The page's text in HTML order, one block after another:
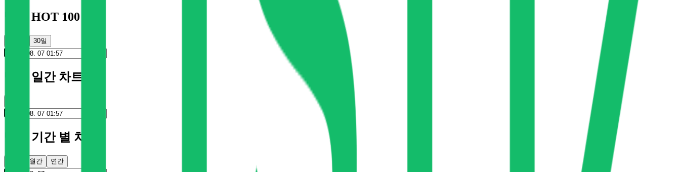
멜론 HOT 100
30일
멜론 일간 차트
멜론 기간 별 차트
월간 연간